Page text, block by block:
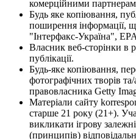
комерційними
Будь яке копіювання,
поширення інформації,
"Інтерфакс-Україна",
Власник веб-сторінки в
публікації.
Будь-яке копіювання,
фотографічних творів та/
правовласника Getty
Матеріали сайту
старше 21 року (21+).
викликати ігрову
(принципів)